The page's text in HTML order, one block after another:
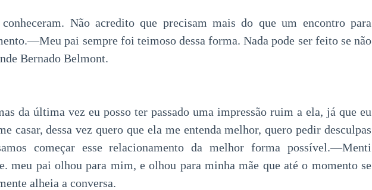
Não acredito que precisam mais do que um encontro para
pai sempre foi teimoso dessa forma. Nada pode ser feito se não
Bernado Belmont.
da última vez eu posso ter passado uma impressão ruim a ela, já que eu
casar, dessa vez quero que ela me entenda melhor, quero pedir desculpas
começar esse relacionamento da melhor forma possível.—Menti
meu pai olhou para mim, e olhou para minha mãe que até o momento se
alheia a conversa.